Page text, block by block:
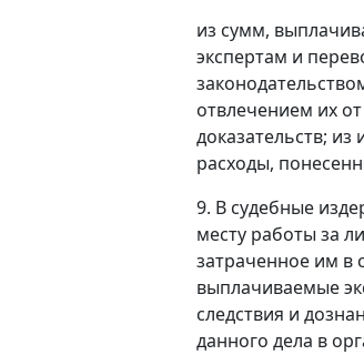
из сумм,
экспертам и
отвлечением их
доказательств;
расходы,
9. В судебные
месту работы за
затраченное им в
выплачиваемые
следствия и
данного дела в